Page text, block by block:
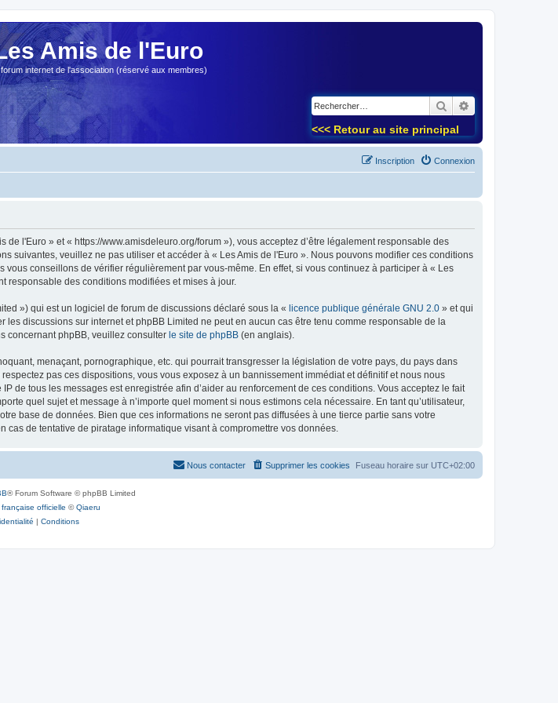
Amis de l'Euro
forum internet de l'association (réservé aux membres)
Rechercher
<<< Retour au site principal
Connexion
Inscription
l'Euro » et « https://www.amisdeleuro.org/forum »), vous acceptez d’être légalement responsable des
suivantes, veuillez ne pas utiliser et accéder à « Les Amis de l'Euro ». Nous pouvons modifier ces conditions
conseillons de vérifier régulièrement par vous-même. En effet, si vous continuez à participer à « Les
responsable des conditions modifiées et mises à jour.
») qui est un logiciel de forum de discussions déclaré sous la « licence publique générale GNU 2.0 » et qui
discussions sur internet et phpBB Limited ne peut en aucun cas être tenu comme responsable de la
concernant phpBB, veuillez consulter le site de phpBB (en anglais).
menaçant, pornographique, etc. qui pourrait transgresser la législation de votre pays, du pays dans
pas ces dispositions, vous vous exposez à un bannissement immédiat et définitif et nous nous
de tous les messages est enregistrée afin d’aider au renforcement de ces conditions. Vous acceptez le fait
quel sujet et message à n’importe quel moment si nous estimons cela nécessaire. En tant qu’utilisateur,
base de données. Bien que ces informations ne seront pas diffusées à une tierce partie sans votre
de tentative de piratage informatique visant à compromettre vos données.
Fuseau horaire sur UTC+02:00
Supprimer les cookies
Nous contacter
® Forum Software © phpBB Limited
officielle ©Qiaeru
| Conditions